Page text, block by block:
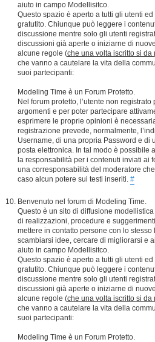
aiuto in campo Modellisitco.
Questo spazio è aperto a tutti gli utenti
gratutito. Chiunque può leggere i
discussione mentre solo gli utenti
discussioni già aperte o iniziarne di
alcune regole (che una volta iscritto si da
che vanno a cautelare la vita della
suoi partecipanti:
Modeling Time è un Forum Protetto.
Nel forum protetto, l’utente non
argomenti e per poter partecipare
esprimere le proprie opinioni è
registrazione prevede, normalmente,
Username, di una propria Password e di
posta elettronica. In tal modo è possibile
la responsabilità per i contenuti inviati ai
una corresponsabilità del moderatore
caso alcun potere sui testi inseriti. #
Benvenuto nel forum di Modeling Time.
Questo è un sito di diffusione
di realizzazioni, procedure e
mettere in contatto persone con lo stesso
scambiarsi idee, cercare di migliorarsi e
aiuto in campo Modellisitco.
Questo spazio è aperto a tutti gli utenti
gratutito. Chiunque può leggere i
discussione mentre solo gli utenti
discussioni già aperte o iniziarne di
alcune regole (che una volta iscritto si da
che vanno a cautelare la vita della
suoi partecipanti:
Modeling Time è un Forum Protetto.